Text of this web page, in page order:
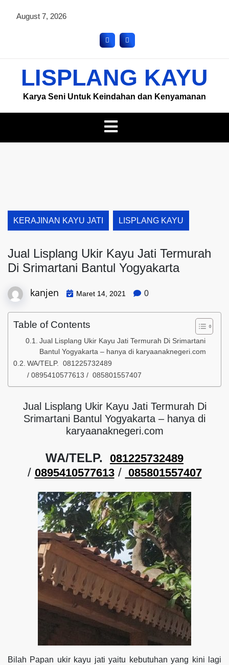
August 7, 2026
LISPLANG KAYU
Karya Seni Untuk Keindahan dan Kenyamanan
KERAJINAN KAYU JATI LISPLANG KAYU
Jual Lisplang Ukir Kayu Jati Termurah
Di Srimartani Bantul Yogyakarta
kanjen Maret 14, 2021 0
Table of Contents
Jual Lisplang Ukir Kayu Jati Termurah Di Srimartani
Bantul Yogyakarta – hanya di karyaanaknegeri.com
WA/TELP. 081225732489
/ 0895410577613 / 085801557407
Jual Lisplang Ukir Kayu Jati Termurah Di
Srimartani Bantul Yogyakarta – hanya di
karyaanaknegeri.com
WA/TELP. 081225732489
/ 0895410577613/ 085801557407
Bilah Papan ukir kayu jati yaitu kebutuhan yang kini lagi